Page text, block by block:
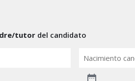
tutor del candidato
Nacimiento